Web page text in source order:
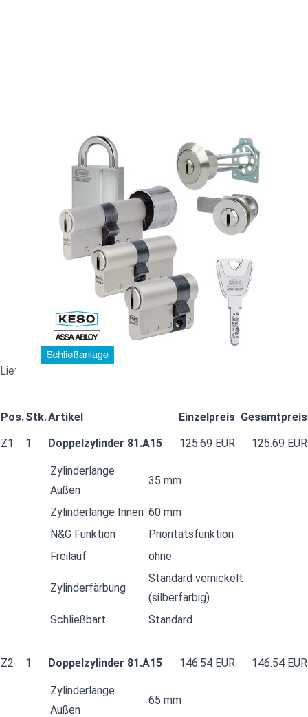
GS-Anlage KESO 8000 Omega² #90295
330,96 €
vč. 19% DPH beznákladů na dopravu
+
Dodací lhůta: 5-8 Werktage
Lieferzeit ca. 5-8 Werktage
Pos.Stk.Artikel Einzelpreis Gesamtpreis
Z1
1 Doppelzylinder 81.A15 125.69 EUR 125.69 EUR
Zylinderlänge
Außen
35 mm
Zylinderlänge Innen 60 mm
N&G Funktion
Prioritätsfunktion
Freilauf
ohne
Zylinderfärbung
Standard vernickelt
(silberfarbig)
Schließbart
Standard
Z2 1 Doppelzylinder 81.A15 146.54 EUR 146.54 EUR
Zylinderlänge
Außen
65 mm